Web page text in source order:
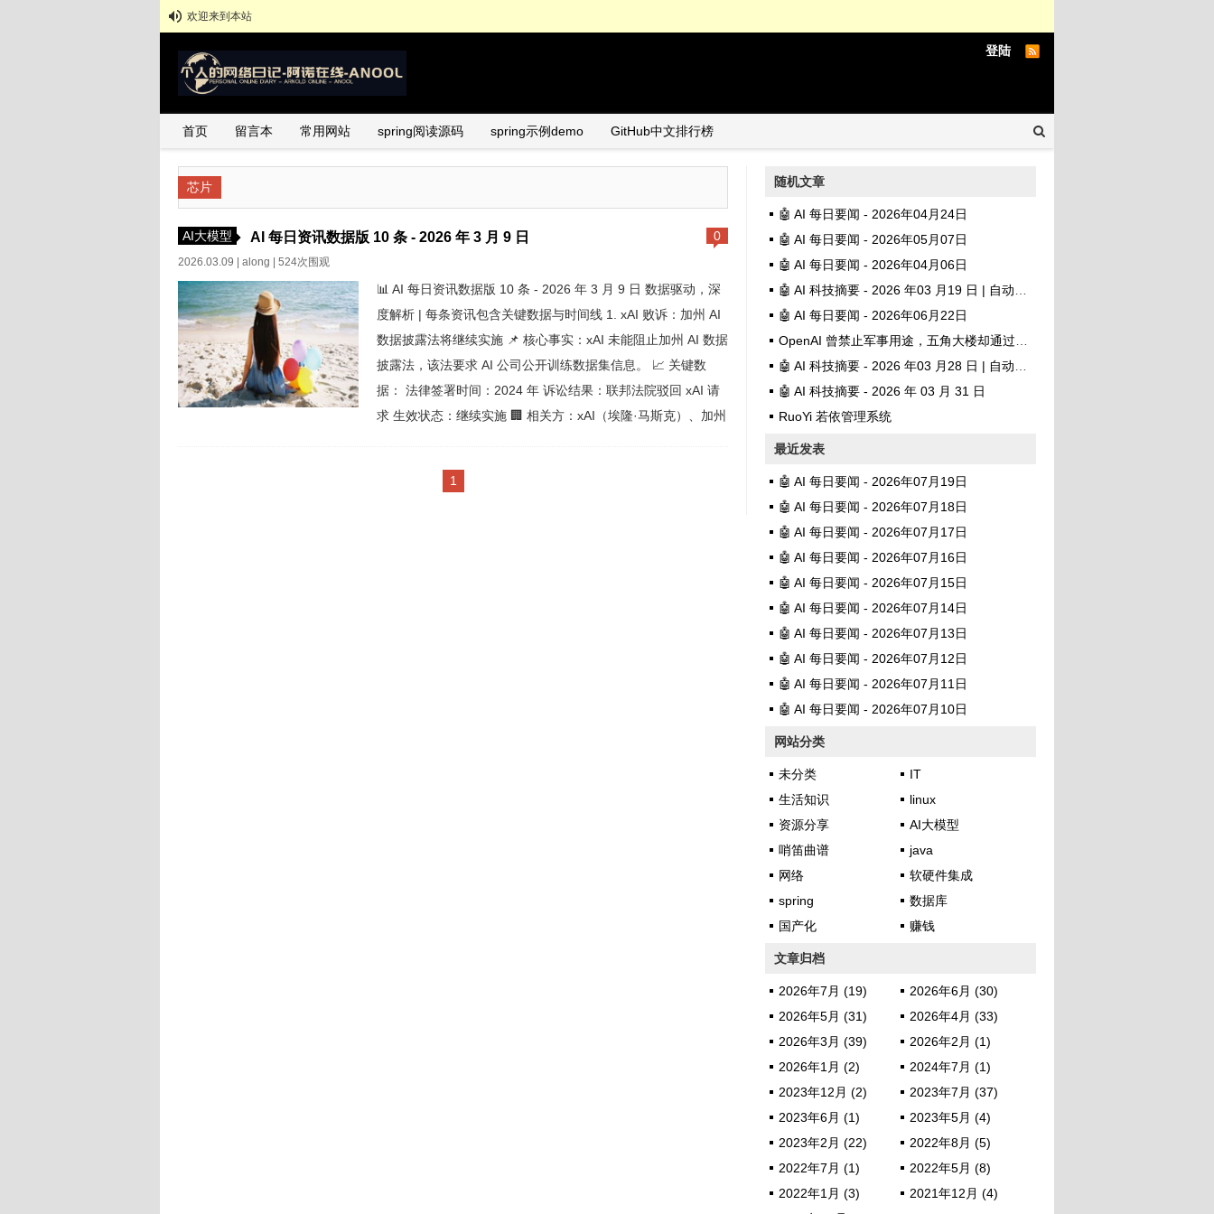
欢迎来到本站
登陆
首页 留言本 常用网站 spring阅读源码 spring示例demo GitHub中文排行榜
芯片
AI大模型 0
AI 每日资讯数据版 10 条 - 2026 年 3 月 9 日
2026.03.09 | along | 524次围观
📊 AI 每日资讯数据版 10 条 - 2026 年 3 月 9 日 数据驱动，深
度解析 | 每条资讯包含关键数据与时间线 1. xAI 败诉：加州 AI
数据披露法将继续实施 📌 核心事实：xAI 未能阻止加州 AI 数据
披露法，该法要求 AI 公司公开训练数据集信息。 📈 关键数
据： 法律签署时间：2024 年 诉讼结果：联邦法院驳回 xAI 请
求 生效状态：继续实施 🏢 相关方：xAI（埃隆·马斯克）、加州
1
随机文章
🤖 AI 每日要闻 - 2026年04月24日
🤖 AI 每日要闻 - 2026年05月07日
🤖 AI 每日要闻 - 2026年04月06日
🤖 AI 科技摘要 - 2026 年03 月19 日 | 自动发布
🤖 AI 每日要闻 - 2026年06月22日
OpenAI 曾禁止军事用途，五角大楼却通过微软偷偷测试其模型
🤖 AI 科技摘要 - 2026 年03 月28 日 | 自动发布
🤖 AI 科技摘要 - 2026 年 03 月 31 日
RuoYi 若依管理系统
最近发表
🤖 AI 每日要闻 - 2026年07月19日
🤖 AI 每日要闻 - 2026年07月18日
🤖 AI 每日要闻 - 2026年07月17日
🤖 AI 每日要闻 - 2026年07月16日
🤖 AI 每日要闻 - 2026年07月15日
🤖 AI 每日要闻 - 2026年07月14日
🤖 AI 每日要闻 - 2026年07月13日
🤖 AI 每日要闻 - 2026年07月12日
🤖 AI 每日要闻 - 2026年07月11日
🤖 AI 每日要闻 - 2026年07月10日
网站分类
未分类
IT
生活知识
linux
资源分享
AI大模型
哨笛曲谱
java
网络
软硬件集成
spring
数据库
国产化
赚钱
文章归档
2026年7月 (19)
2026年6月 (30)
2026年5月 (31)
2026年4月 (33)
2026年3月 (39)
2026年2月 (1)
2026年1月 (2)
2024年7月 (1)
2023年12月 (2)
2023年7月 (37)
2023年6月 (1)
2023年5月 (4)
2023年2月 (22)
2022年8月 (5)
2022年7月 (1)
2022年5月 (8)
2022年1月 (3)
2021年12月 (4)